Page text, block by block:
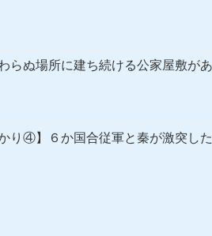
らぬ場所に建ち続ける公家屋敷があ
り④】６か国合従軍と秦が激突し